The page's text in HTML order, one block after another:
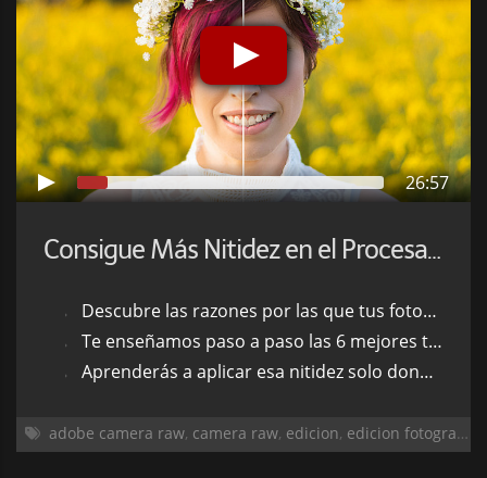
26:57
Consigue Más Nitidez en el Procesado
Descubre las razones por las que tus fotografías pueden perder nitidez
Te enseñamos paso a paso las 6 mejores técnicas para ganar esa nitidez perdida
Aprenderás a aplicar esa nitidez solo donde tú quieras usando máscaras
adobe camera raw, camera raw, edicion, edicion fotografica